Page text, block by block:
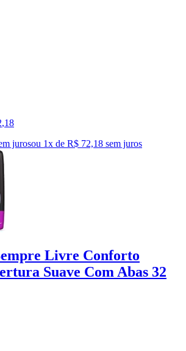
,18
jurosou 1x de R$ 72,18 sem juros
Livre Conforto
Suave Com Abas 32